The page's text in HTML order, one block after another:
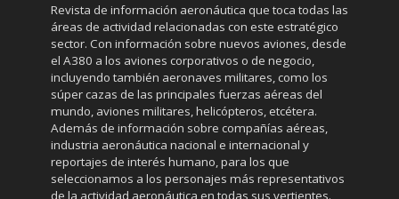
Revista de información aeronáutica que toca todas las
áreas de actividad relacionadas con este estratégico
sector. Con información sobre nuevos aviones, desde
el A380 a los aviones corporativos o de negocio,
incluyendo también aeronaves militares, como los
súper cazas de las principales fuerzas aéreas del
mundo, aviones militares, helicópteros, etcétera.
Además de información sobre compañías aéreas,
industria aeronáutica nacional e internacional y
reportajes de interés humano, para los que
seleccionamos a los personajes más representativos
de la actividad aeronáutica en todas sus vertientes.